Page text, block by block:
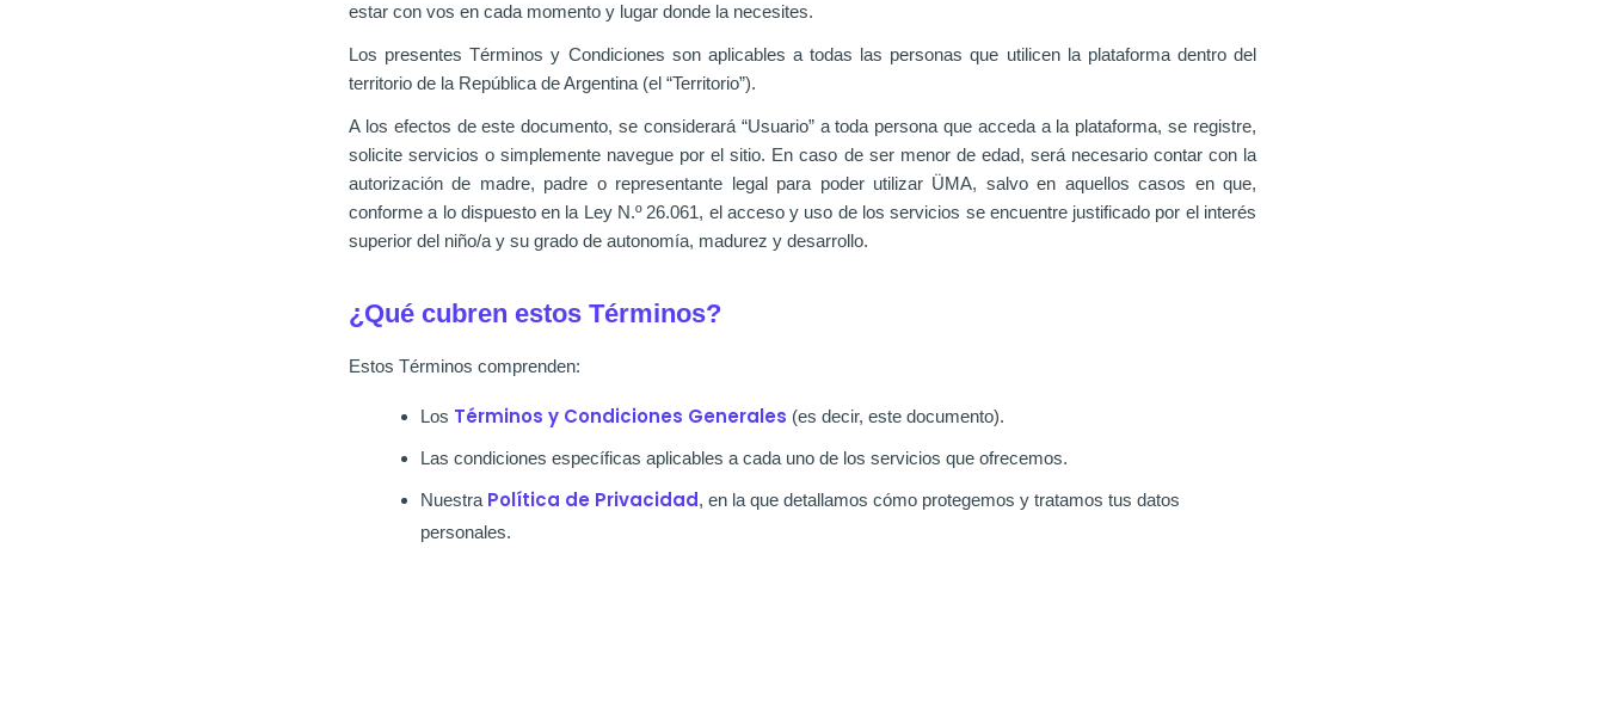
estar con vos en cada momento y lugar donde la necesites.
Los presentes Términos y Condiciones son aplicables a todas las personas que utilicen la plataforma dentro del
territorio de la República de Argentina (el “Territorio”).
A los efectos de este documento, se considerará “Usuario” a toda persona que acceda a la plataforma, se registre,
solicite servicios o simplemente navegue por el sitio. En caso de ser menor de edad, será necesario contar con la
autorización de madre, padre o representante legal para poder utilizar ÜMA, salvo en aquellos casos en que,
conforme a lo dispuesto en la Ley N.º 26.061, el acceso y uso de los servicios se encuentre justificado por el interés
superior del niño/a y su grado de autonomía, madurez y desarrollo.
¿Qué cubren estos Términos?
Estos Términos comprenden:
Los Términos y Condiciones Generales (es decir, este documento).
Las condiciones específicas aplicables a cada uno de los servicios que ofrecemos.
Nuestra Política de Privacidad, en la que detallamos cómo protegemos y tratamos tus datos
personales.